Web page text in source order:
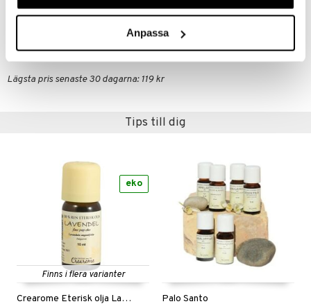
Anpassa
HBAL1-98-10
Lägsta pris senaste 30 dagarna: 119 kr
Tips till dig
Finns i flera varianter
Crearome Eterisk olja Lavendel
eko
Palo Santo